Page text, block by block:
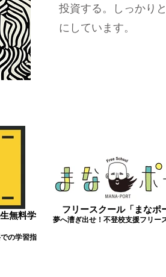
投資する。しっかり
にしています。
無料学
の学習指
フリースクール「まなポ
夢へ漕ぎ出せ！不登校支援フリー